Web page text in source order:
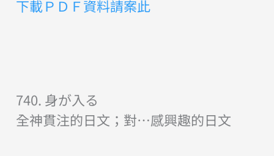
下載ＰＤＦ資料請案此
740. 身が入る
全神貫注的日文；對…感興趣的日文